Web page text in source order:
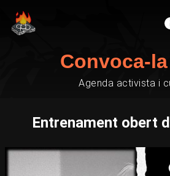
Convoca-la
Agenda activista i
Entrenament obert